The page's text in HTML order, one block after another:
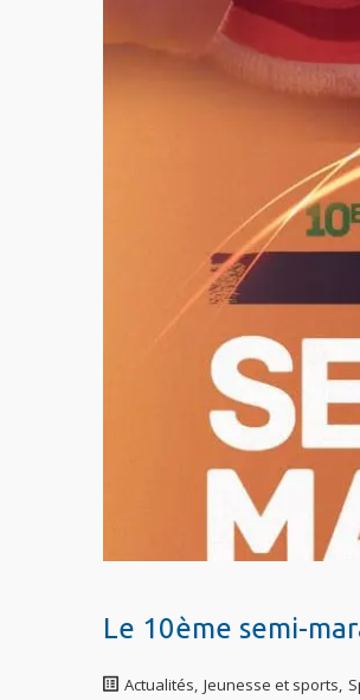
Le 10ème semi-
Actualités, Jeunesse et sports,